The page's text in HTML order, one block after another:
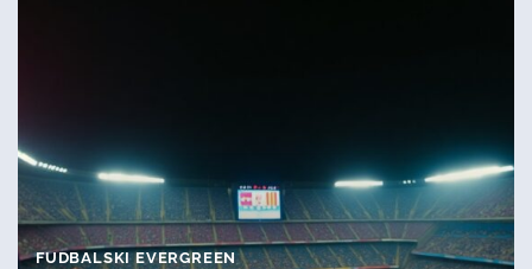
FUDBALSKI EVERGREEN